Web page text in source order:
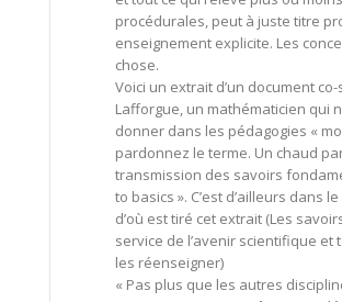
procédurales, peut à juste titre
enseignement explicite. Les
chose.
Voici un extrait d’un document
Lafforgue, un mathématicien qui
donner dans les pédagogies «
pardonnez le terme. Un chaud
transmission des savoirs
to basics ». C’est d’ailleurs dans
d’où est tiré cet extrait (Les
service de l’avenir scientifique et
les réenseigner)
« Pas plus que les autres